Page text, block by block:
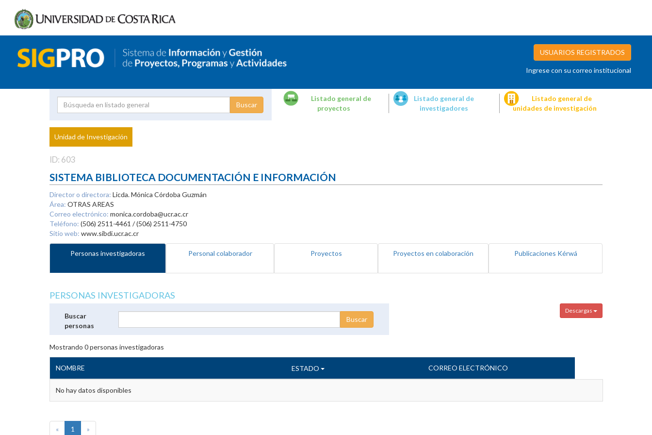
USUARIOS REGISTRADOS
Ingrese con su correo institucional
Proyecto
Investigador
Listado general de
proyectos
Listado general de
investigadores
Listado general de
unidades de investigación
Unidad de Investigación
ID: 603
SISTEMA BIBLIOTECA DOCUMENTACIÓN E INFORMACIÓN
Director o directora: Licda. Mónica Córdoba Guzmán
Área: OTRAS AREAS
Correo electrónico: monica.cordoba@ucr.ac.cr
Teléfono: (506) 2511-4461 / (506) 2511-4750
Sitio web: www.sibdi.ucr.ac.cr
Personas investigadoras Personal colaborador Proyectos Proyectos en colaboración Publicaciones Kérwá
PERSONAS INVESTIGADORAS
Descargas
Buscar
personas
Mostrando 0personas investigadoras
NOMBRE ESTADO CORREO ELECTRÓNICO
No hay datos disponibles
« 1 »